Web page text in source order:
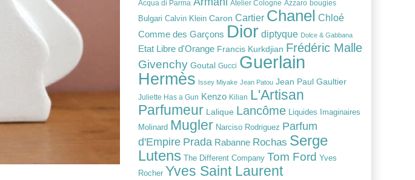
Acqua di Parma Atelier Cologne Azzaro bougies
Bulgari Calvin Klein Caron Cartier Chanel Chloé
Comme des Garçons Dior diptyque Dolce & Gabbana
Etat Libre d'Orange Francis Kurkdjian Frédéric Malle
Givenchy Goutal Gucci Guerlain
Hermès Issey Miyake Jean Patou Jean Paul Gaultier
Juliette Has a Gun Kenzo Kilian L'Artisan
Parfumeur Lalique Lancôme Liquides Imaginaires
Molinard Mugler Narciso Rodriguez Parfum
d'Empire Prada Rabanne Rochas Serge
Lutens
The Different Company Tom Ford Yves
Rocher Yves Saint Laurent